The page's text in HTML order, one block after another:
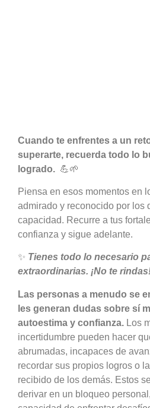
Cuando te enfrentes a un
superarte, recuerda todo lo
logrado. 💪🌱
Piensa en esos momentos en
admirado y reconocido por los
capacidad. Recurre a tus
confianza y sigue adelante.
✨ Tienes todo lo necesario
extraordinarias. ¡No te
Las personas a menudo se
les generan dudas sobre sí
autoestima y confianza. Los
incertidumbre pueden hacer
abrumadas, incapaces de
recordar sus propios logros o
recibido de los demás. Estos
derivar en un bloqueo